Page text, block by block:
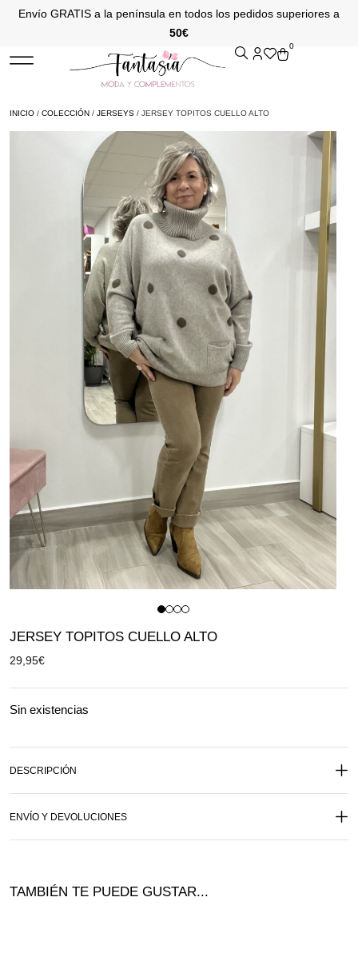
Envío GRATIS a la península en todos los pedidos superiores a
50€
0
INICIO / COLECCIÓN / JERSEYS / JERSEY TOPITOS CUELLO ALTO
JERSEY TOPITOS CUELLO ALTO
29,95€
Sin existencias
DESCRIPCIÓN
ENVÍO Y DEVOLUCIONES
TAMBIÉN TE PUEDE GUSTAR...